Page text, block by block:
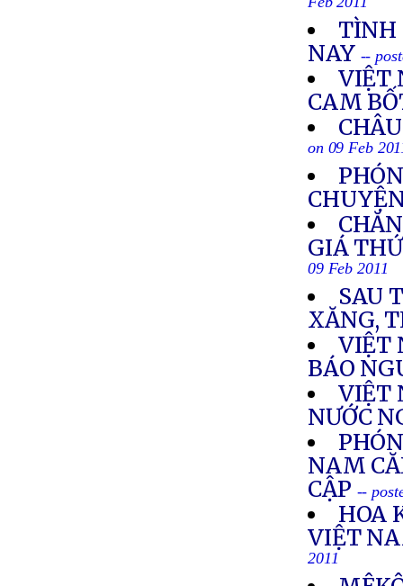
Feb 2011
TÌNH
NAY --
VIỆT
CAM
on 09 Feb
GIÁ
09 Feb 2011
SAU
XĂNG,
VIỆT
BÁO
VIỆT
NƯỚC
NAM
CẬP --
HOA
VIỆT
2011